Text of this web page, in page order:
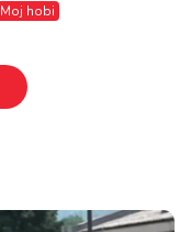
Moj hobi